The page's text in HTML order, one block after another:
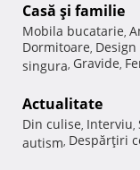
Casă şi familie
Mobila bucatarie,
Dormitoare,
singura, Gravide,
Actualitate
Din culise, Interviu,
autism, Despărţiri